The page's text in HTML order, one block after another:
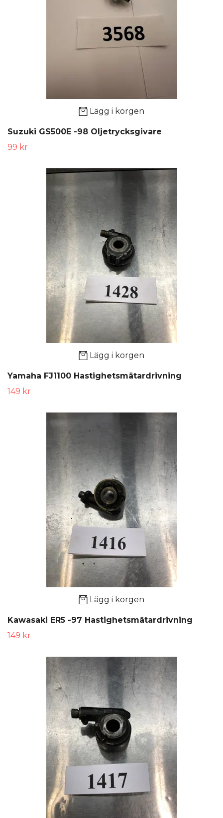
Lägg i korgen
Suzuki GS500E -98 Oljetrycksgivare
99 kr
Lägg i korgen
Yamaha FJ1100 Hastighetsmätardrivning
149 kr
Lägg i korgen
Kawasaki ER5 -97 Hastighetsmätardrivning
149 kr